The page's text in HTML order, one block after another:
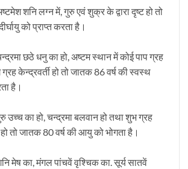
शनि लग्न में, गुरु एवं शुक्र के द्वारा दृष्ट हो तो
को प्राप्त करता है।
छठे धनु का हो, अष्टम स्थान में कोई पाप ग्रह
केन्द्रवर्ती हो तो जातक 86 वर्ष की स्वस्थ
है।
उच्च का हो, चन्द्रमा बलवान हो तथा शुभ ग्रह
तो जातक 80 वर्ष की आयु को भोगता है।
मेष का, मंगल पांचवें वृश्चिक का. सूर्य सातवें